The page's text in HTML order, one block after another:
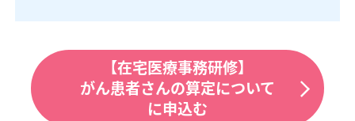
【在宅医療事務研修】
がん患者さんの算定について
に申込む